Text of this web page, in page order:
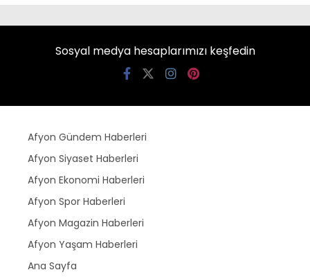
Sosyal medya hesaplarımızı keşfedin
Afyon Gündem Haberleri
Afyon Siyaset Haberleri
Afyon Ekonomi Haberleri
Afyon Spor Haberleri
Afyon Magazin Haberleri
Afyon Yaşam Haberleri
Ana Sayfa